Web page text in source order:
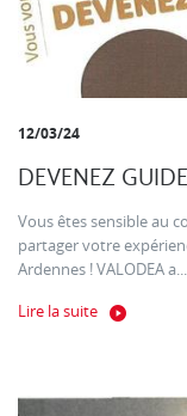
12/03/24
DEVENEZ
Vous êtes sensible au
partager votre
Ardennes ! VALODEA a...
Lire la suite